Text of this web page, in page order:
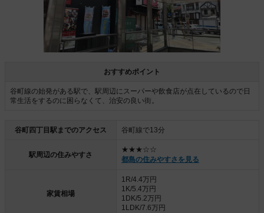
おすすめポイント
谷町線の始発がある駅で、駅周辺にスーパーや飲食店が点在しているので日
常生活をするのに困らなくて、治安の良い街。
谷町四丁目駅までのアクセス 谷町線で13分
駅周辺の住みやすさ
★★★☆☆
都島の住みやすさを見る
家賃相場
1R/4.4万円
1K/5.4万円
1DK/5.2万円
1LDK/7.6万円